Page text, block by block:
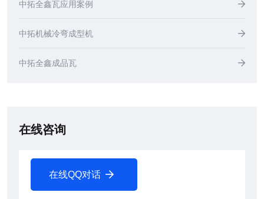
中拓全鑫瓦应用案例
中拓机械冷弯成型机
中拓全鑫成品瓦
在线咨询
在线QQ对话